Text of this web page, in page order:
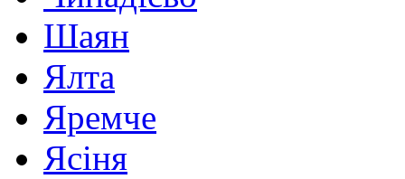
Шаян
Ялта
Яремче
Ясіня